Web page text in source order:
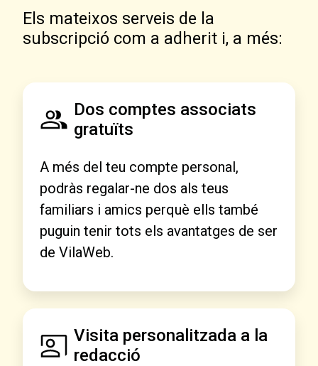
Els mateixos serveis de la
subscripció com a adherit i, a més:
Dos comptes associats
gratuïts
A més del teu compte personal,
podràs regalar-ne dos als teus
familiars i amics perquè ells també
puguin tenir tots els avantatges de ser
de VilaWeb.
Visita personalitzada a la
redacció